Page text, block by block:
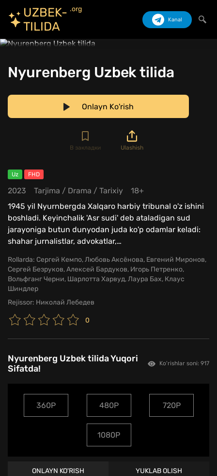
UZBEK-
TILIDA
.org
Kanal
Nyurenberg Uzbek tilida
Onlayn Ko'rish
В закладки Ulashish
Uz FHD
2023 Tarjima / Drama / Tarixiy
18+
1945 yil Nyurnbergda Xalqaro harbiy tribunal o'z ishini
boshladi. Keyinchalik 'Asr sudi' deb ataladigan sud
jarayoniga butun dunyodan juda ko'p odamlar keladi:
shahar jurnalistlar, advokatlar,…
Rollarda: Сергей Кемпо, Любовь Аксёнова, Евгений Миронов,
Сергей Безруков, Алексей Бардуков, Игорь Петренко,
Вольфганг Черни, Шарлотта Харвуд, Лаура Бах, Клаус
Шиндлер
Rejissor: Николай Лебедев
0
Nyurenberg Uzbek tilida Yuqori
Sifatda!
Ko'rishlar soni: 917
360P 480P 720P
1080P
ONLAYN KO'RISH YUKLAB OLISH